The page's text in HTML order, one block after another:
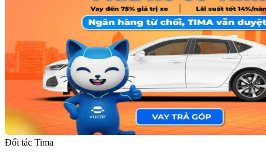
Đối tác Tima